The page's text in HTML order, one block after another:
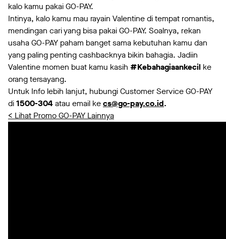
kalo kamu pakai GO-PAY.
Intinya, kalo kamu mau rayain Valentine di tempat romantis,
mendingan cari yang bisa pakai GO-PAY. Soalnya, rekan
usaha GO-PAY paham banget sama kebutuhan kamu dan
yang paling penting cashbacknya bikin bahagia. Jadiin
Valentine momen buat kamu kasih #Kebahagiaankecil ke
orang tersayang.
Untuk Info lebih lanjut, hubungi Customer Service GO-PAY
di1500-304atau email kecs@go-pay.co.id.
< Lihat Promo GO-PAY Lainnya